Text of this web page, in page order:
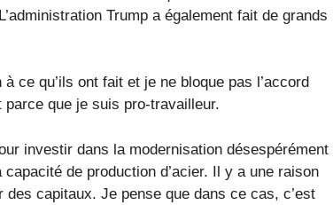
Trump a également fait de grands
ce qu’ils ont fait et je ne bloque pas l’accord
que je suis pro-travailleur.
investir dans la modernisation désespérément
de production d’acier. Il y a une raison
capitaux. Je pense que dans ce cas, c’est